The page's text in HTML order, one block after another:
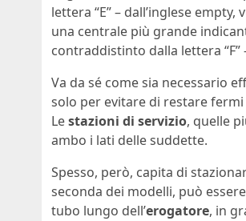
lettera “E” – dall’inglese
una centrale più grande
contraddistinto dalla lettera “F”
Va da sé come sia necessario
solo per evitare di restare
Lestazioni di servizio, quelle
ambo i lati delle suddette.
Spesso, però, capita di
seconda dei modelli, può
tubo lungo dell’erogatore, in